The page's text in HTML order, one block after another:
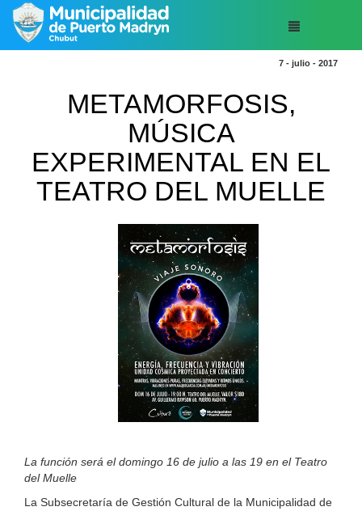
7 - julio - 2017
METAMORFOSIS,
MÚSICA
EXPERIMENTAL EN EL
TEATRO DEL MUELLE
La función será el domingo 16 de julio a las 19 en el Teatro
del Muelle
La Subsecretaría de Gestión Cultural de la Municipalidad de